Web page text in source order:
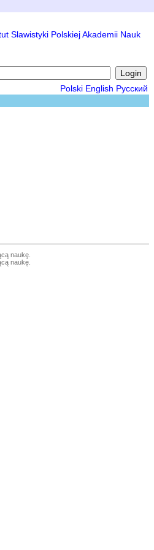
Slawistyki Polskiej Akademii Nauk
Polski English Русский
naukę.
naukę.